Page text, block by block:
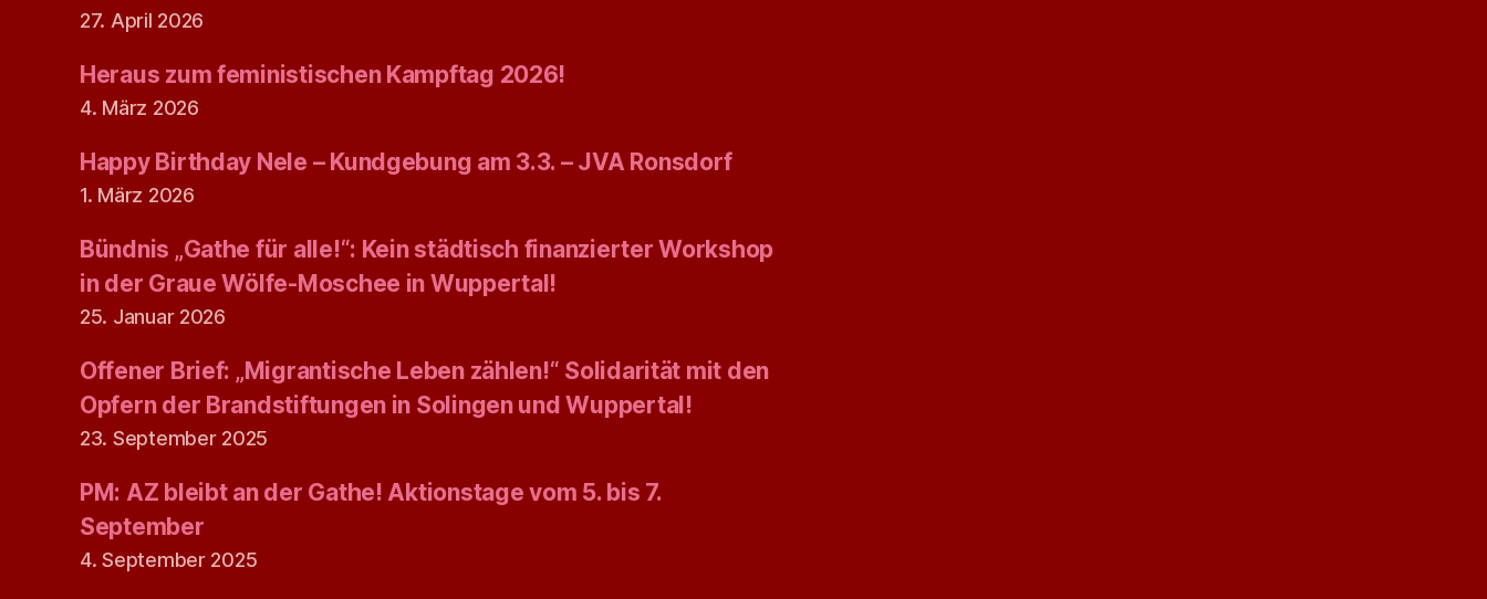
27. April 2026
Heraus zum feministischen Kampftag 2026!
4. März 2026
Happy Birthday Nele – Kundgebung am 3.3. – JVA Ronsdorf
1. März 2026
Bündnis „Gathe für alle!“: Kein städtisch finanzierter Workshop
in der Graue Wölfe-Moschee in Wuppertal!
25. Januar 2026
Offener Brief: „Migrantische Leben zählen!“ Solidarität mit den
Opfern der Brandstiftungen in Solingen und Wuppertal!
23. September 2025
PM: AZ bleibt an der Gathe! Aktionstage vom 5. bis 7.
September
4. September 2025